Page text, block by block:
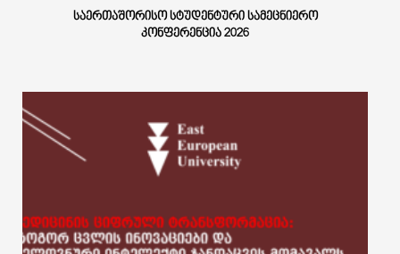
ᲡᲐᲔᲠᲗᲐᲨᲝᲠᲘᲡᲝ ᲡᲢᲣᲓᲔᲜᲢᲣᲠᲘ ᲡᲐᲛᲔᲪᲜᲘᲔᲠᲝ
ᲙᲝᲜᲤᲔᲠᲔᲜᲪᲘᲐ 2026